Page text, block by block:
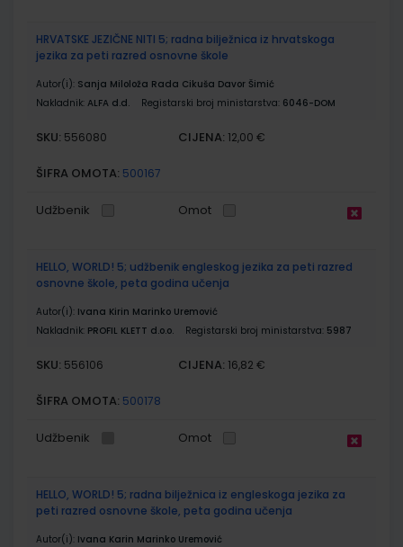
HRVATSKE JEZIČNE NITI 5; radna bilježnica iz hrvatskoga
jezika za peti razred osnovne škole
Autor(i): Sanja Miloloža Rada Cikuša Davor Šimić
Nakladnik: ALFA d.d. Registarski broj ministarstva: 6046-DOM
SKU: 556080 CIJENA: 12,00 €
ŠIFRA OMOTA: 500167
Udžbenik Omot
HELLO, WORLD! 5; udžbenik engleskog jezika za peti razred
osnovne škole, peta godina učenja
Autor(i): Ivana Kirin Marinko Uremović
Nakladnik: PROFIL KLETT d.o.o. Registarski broj ministarstva: 5987
SKU: 556106 CIJENA: 16,82 €
ŠIFRA OMOTA: 500178
Udžbenik Omot
HELLO, WORLD! 5; radna bilježnica iz engleskoga jezika za
peti razred osnovne škole, peta godina učenja
Autor(i): Ivana Karin Marinko Uremović